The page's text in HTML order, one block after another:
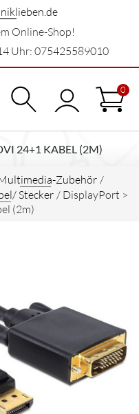
Online-Shop!
Uhr: 075425589010
0
24+1 KABEL (2M)
Zubehör /
Stecker / DisplayPort >
(2m)